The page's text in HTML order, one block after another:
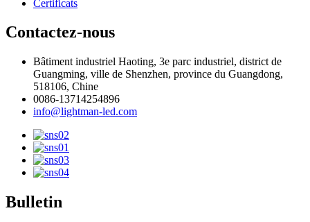
Certificats
Contactez-nous
Bâtiment industriel Haoting, 3e parc industriel, district de
Guangming, ville de Shenzhen, province du Guangdong,
518106, Chine
0086-13714254896
info@lightman-led.com
Bulletin